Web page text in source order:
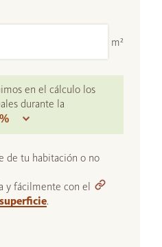
m²
en el cálculo los
durante la
de tu habitación o no
y fácilmente con el
.